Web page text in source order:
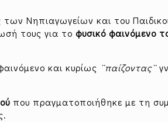
Νηπιαγωγείων και του
τους για τοφυσικό φαινόμενο
και κυρίως ¨παίζοντας¨
που πραγματοποιήθηκε με τη